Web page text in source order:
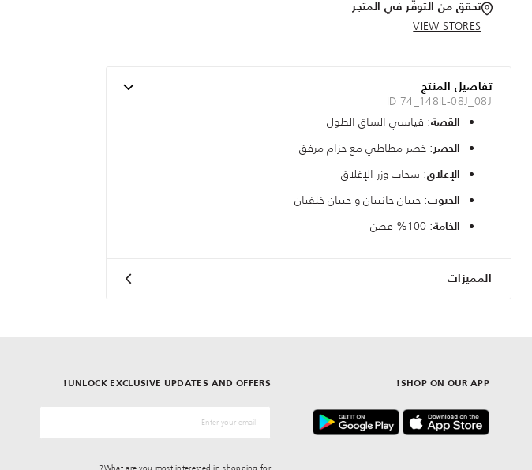
تحقق من التوفّر في المتجر
VIEW STORES
تفاصيل المنتج
ID 74_148IL-08J_08J
القصة: قياسي الساق الطول
الخصر : خصر مطاطي مع حزام مرفق
الإغلاق: سحاب وزر الإغلاق
الجيوب: جيبان جانبيان و جيبان خلفيان
الخامة: 100% قطن
المميزات
SHOP ON OUR APP!
UNLOCK EXCLUSIVE UPDATES AND OFFERS!